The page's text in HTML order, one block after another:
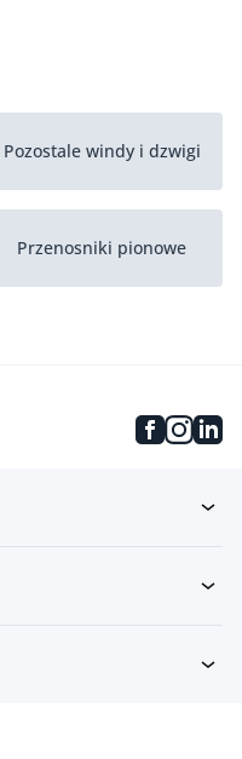
Pozostale windy i dzwigi
Przenosniki pionowe